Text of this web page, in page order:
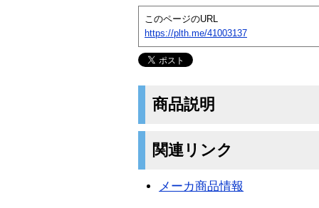
このページのURL
https://plth.me/41003137
商品説明
関連リンク
メーカ商品情報